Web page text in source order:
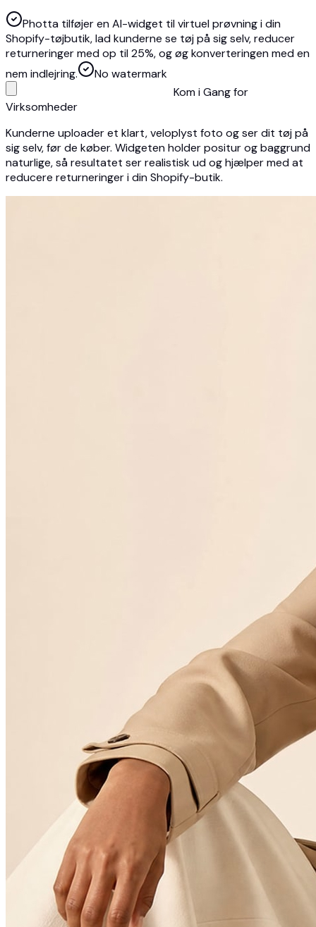
Photta tilføjer en AI-widget til virtuel prøvning i din
Shopify-tøjbutik, lad kunderne se tøj på sig selv, reducer
returneringer med op til 25%, og øg konverteringen med en
nem indlejring.
No watermark
Kom i Gang for
Virksomheder
Kunderne uploader et klart, veloplyst foto og ser dit tøj på
sig selv, før de køber. Widgeten holder positur og baggrund
naturlige, så resultatet ser realistisk ud og hjælper med at
reducere returneringer i din Shopify-butik.